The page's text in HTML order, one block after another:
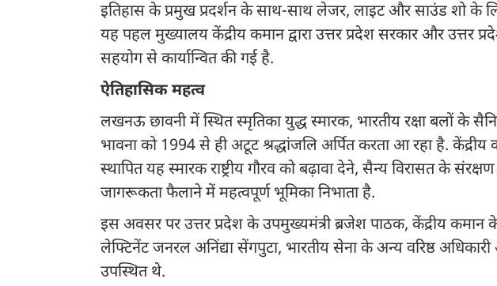
इतिहास के प्रमुख प्रदर्शन के साथ-साथ लेजर, लाइट और साउंड शो के
यह पहल मुख्यालय केंद्रीय कमान द्वारा उत्तर प्रदेश सरकार और उत्तर
सहयोग से कार्यान्वित की गई है.
ऐतिहासिक महत्व
लखनऊ छावनी में स्थित स्मृतिका युद्ध स्मारक, भारतीय रक्षा बलों के
भावना को 1994 से ही अटूट श्रद्धांजलि अर्पित करता आ रहा है.
स्थापित यह स्मारक राष्ट्रीय गौरव को बढ़ावा देने, सैन्य विरासत के
जागरूकता फैलाने में महत्वपूर्ण भूमिका निभाता है.
इस अवसर पर उत्तर प्रदेश के उपमुख्यमंत्री ब्रजेश पाठक, केंद्रीय
लेफ्टिनेंट जनरल अनिंद्या सेंगपुटा, भारतीय सेना के अन्य वरिष्ठ
उपस्थित थे.